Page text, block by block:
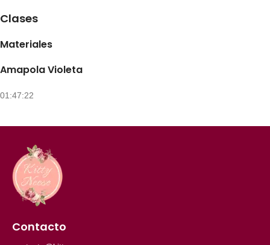
Clases
Materiales
Amapola Violeta
01:47:22
Contacto